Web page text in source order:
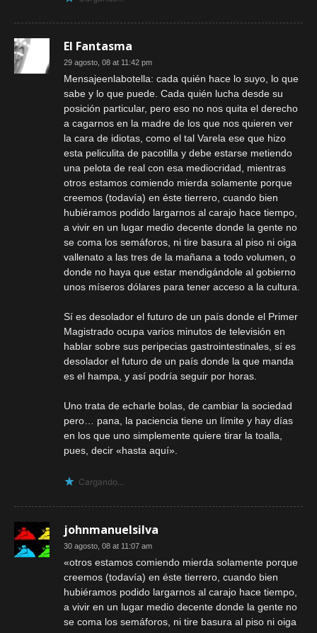
El Fantasma
29 agosto, 08 at 11:42 pm
Mensajeenlabotella: cada quién hace lo suyo, lo que
sabe y lo que puede. Cada quién lucha desde su
posición particular, pero eso no nos quita el derecho
a cagarnos en la madre de los que nos quieren ver
la cara de idiotas, como el tal Varela ese que hizo
esta peliculita de pacotilla y debe estarse metiendo
una pelota de real con esa mediocridad, mientras
otros estamos comiendo mierda solamente porque
creemos (todavía) en éste tierrero, cuando bien
hubiéramos podido largarnos al carajo hace tiempo,
a vivir en un lugar medio decente donde la gente no
se coma los semáforos, ni tire basura al piso ni oiga
vallenato a las tres de la mañana a todo volumen, o
donde no haya que estar mendigándole al gobierno
unos míseros dólares para tener acceso a la cultura.
Sí es desolador el futuro de un país donde el Primer
Magistrado ocupa varios minutos de televisión en
hablar sobre sus peripecias gastrointestinales, sí es
desolador el futuro de un país donde la que manda
es el hampa, y así podría seguir por horas.
Uno trata de echarle bolas, de cambiar la sociedad
pero… pana, la paciencia tiene un límite y hay días
en los que uno simplemente quiere tirar la toalla,
pues, decir «hasta aquí».
Cargando...
johnmanuelsilva
30 agosto, 08 at 11:07 am
«otros estamos comiendo mierda solamente porque
creemos (todavía) en éste tierrero, cuando bien
hubiéramos podido largarnos al carajo hace tiempo,
a vivir en un lugar medio decente donde la gente no
se coma los semáforos, ni tire basura al piso ni oiga